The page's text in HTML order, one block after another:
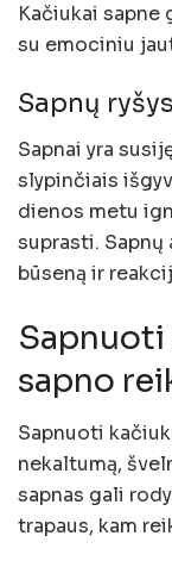
Kačiukai
su emociniu
Sapnų
Sapnai yra
slypinčiais
dienos metu
suprasti.
būseną ir
sapno
Sapnuoti
nekaltumą,
sapnas gali
trapaus, kam